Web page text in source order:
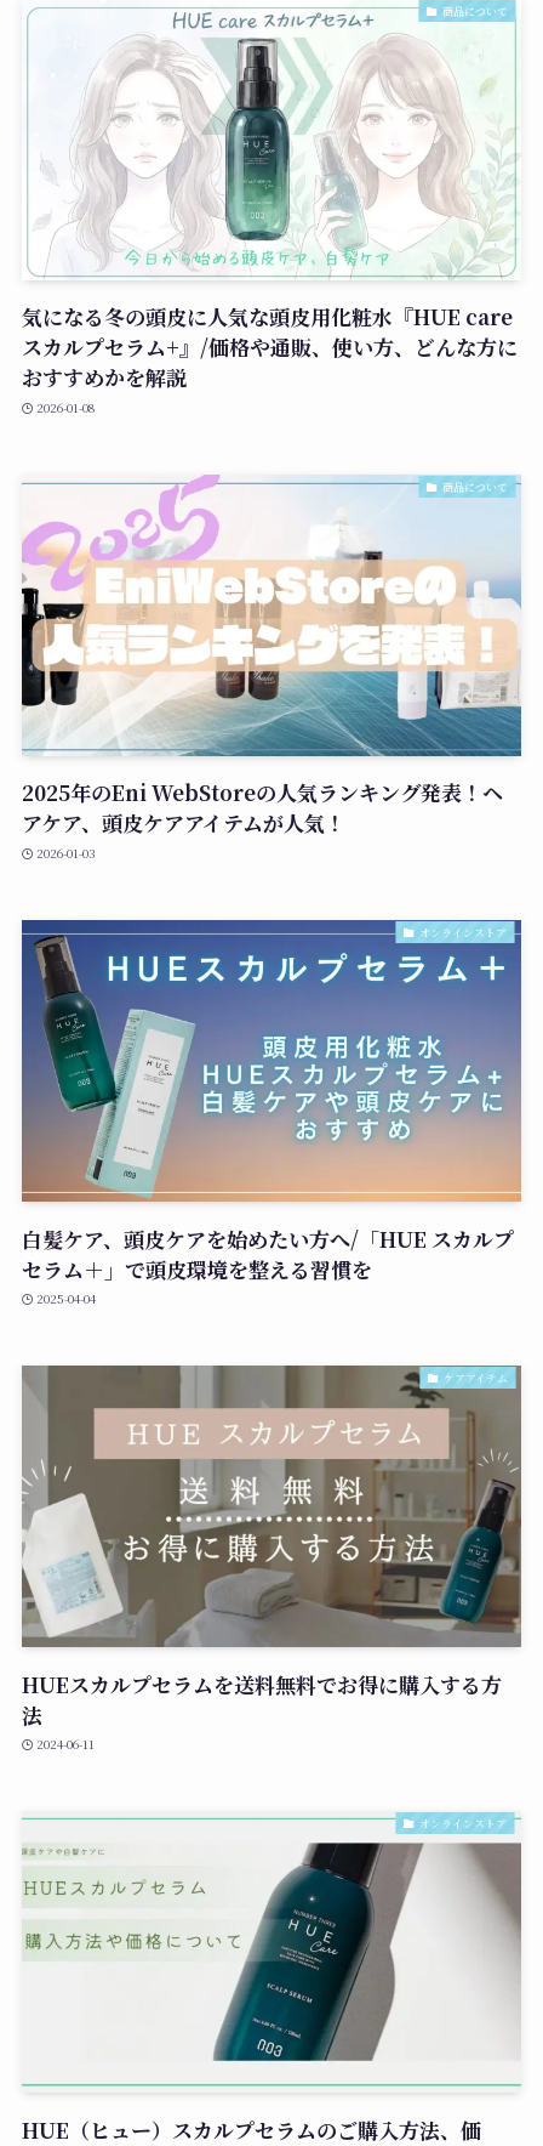
商品について
気になる冬の頭皮に人気な頭皮用化粧水『HUE care
スカルプセラム+』/価格や通販、使い方、どんな方に
おすすめかを解説
2026-01-08
商品について
2025年のEni WebStoreの人気ランキング発表！ヘ
アケア、頭皮ケアアイテムが人気！
2026-01-03
オンラインストア
白髪ケア、頭皮ケアを始めたい方へ/「HUE スカルプ
セラム＋」で頭皮環境を整える習慣を
2025-04-04
ケアアイテム
HUEスカルプセラムを送料無料でお得に購入する方
法
2024-06-11
オンラインストア
HUE（ヒュー）スカルプセラムのご購入方法、価